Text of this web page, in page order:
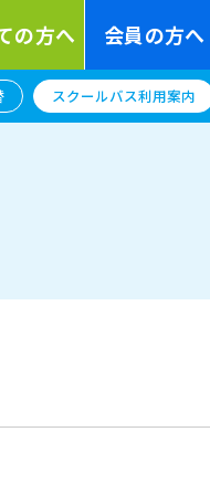
の方へ 会員の方へ
スクールバス利用案内